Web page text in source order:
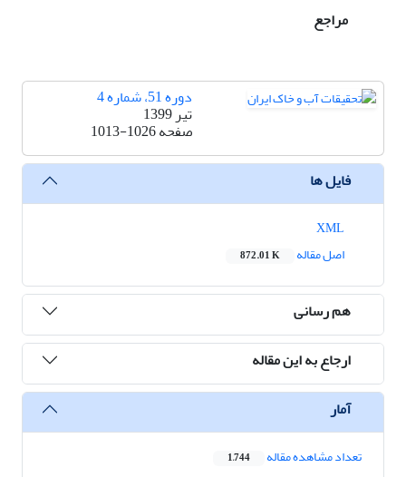
مراجع
دوره 51، شماره 4
تیر 1399
صفحه1013-1026
فایل ها
اصل مقاله
872.01 K
هم رسانی
ارجاع به این مقاله
آمار
تعداد مشاهده مقاله 1,744